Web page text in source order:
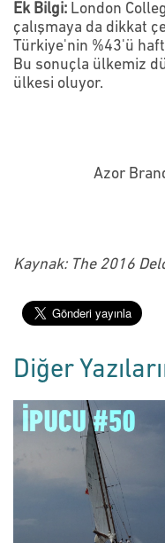
Ek Bilgi: London
çalışmaya da dikkat
Türkiye'nin %43'ü
Bu sonuçla ülkemiz
ülkesi oluyor.
Azor
Kaynak: The 2016
Diğer